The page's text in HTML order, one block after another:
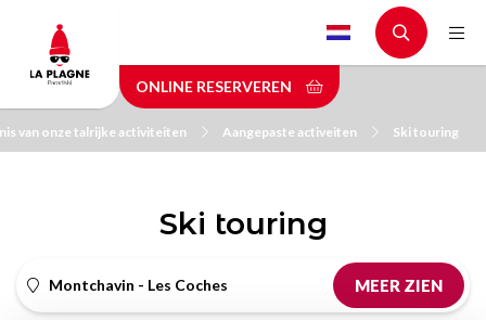
main
content
ONLINE RESERVEREN
van onze talrijke activiteiten Aangepaste activeiten Ski touring
Ski touring
Montchavin - Les Coches MEER ZIEN